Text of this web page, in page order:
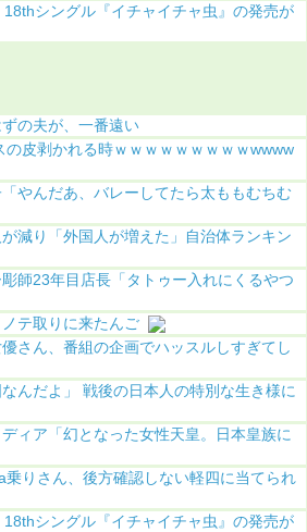
18thシングル『イチャイチャ虫』の発売が
の夫が、一番遠い
の皮剥かれる時ｗｗｗｗｗｗｗｗｗwwww
「やんだあ、バレーしてたら太ももむちむ
が減り「外国人が増えた」自治体ランキン
彫師23年目店長「タトゥー入れにくるやつ
テ取りに来たんご
優さん、番組の企画でハッスルしすぎてし
んだよ」 戦後の日本人の特別な生き様に
ディア「幻となった女性天皇。日本皇族に
乗りさん、後方確認しない軽四に当てられ
18thシングル『イチャイチャ虫』の発売が